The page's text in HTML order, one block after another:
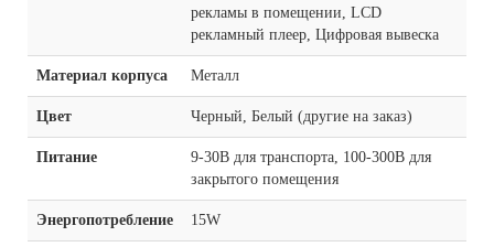
рекламы в помещении, LCD
рекламный плеер, Цифровая вывеска
Материал корпуса Металл
Цвет Черный, Белый (другие на заказ)
Питание
9-30В для транспорта, 100-300В для
закрытого помещения
Энергопотребление 15W